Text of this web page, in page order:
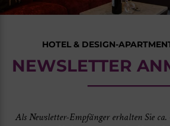
HOTEL & DESIGN-
NEWSLETTER
Als Newsletter-Empfänger erhalten Sie